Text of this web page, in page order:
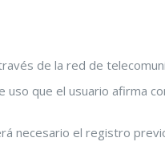
de la red de
que el usuario afirma
necesario el registro